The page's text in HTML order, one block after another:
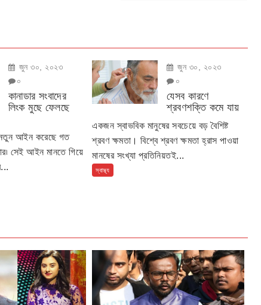
জুন ৩০, ২০২৩
০
কানাডার সংবাদের
লিংক মুছে ফেলছে
আইন করেছে গত
সেই আইন মানতে গিয়ে
জুন ৩০, ২০২৩
০
যেসব কারণে
শ্রবণশক্তি কমে যায়
একজন স্বাভবিক মানুষের সবচেয়ে বড় বৈশিষ্ট
শ্রবণ ক্ষমতা। বিশ্বে শ্রবণ ক্ষমতা হ্রাস পাওয়া
মানষের সংখ্যা প্রতিনিয়তই...
স্বাস্থ্য